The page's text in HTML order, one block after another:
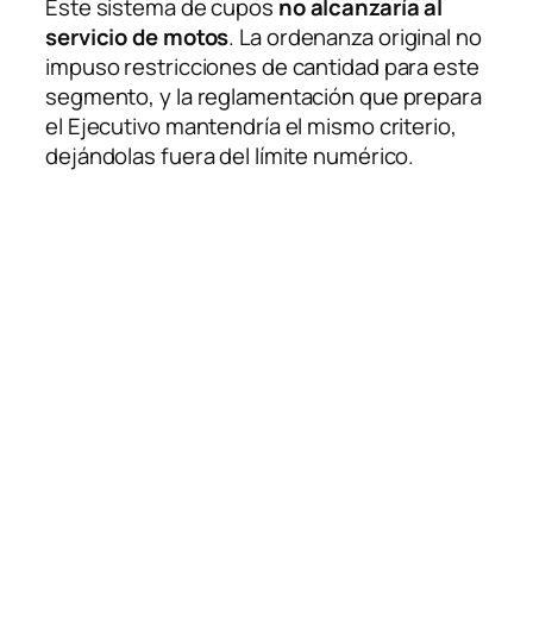
Este sistema de cupos no alcanzaría al
servicio de motos. La ordenanza original no
impuso restricciones de cantidad para este
segmento, y la reglamentación que prepara
el Ejecutivo mantendría el mismo criterio,
dejándolas fuera del límite numérico.